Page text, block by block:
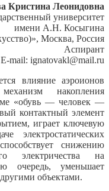
Кристина Леонидовна
университет
имени А.Н. Косыгина
Москва, Россия
Аспирант
E-mail: ignatovakl@mail.ru
влияние аэроионов
накопления
«обувь — человек —
контактный элемент
играет ключевую
электростатических
снижению
электричества на
очередь, уменьшает
объектами.